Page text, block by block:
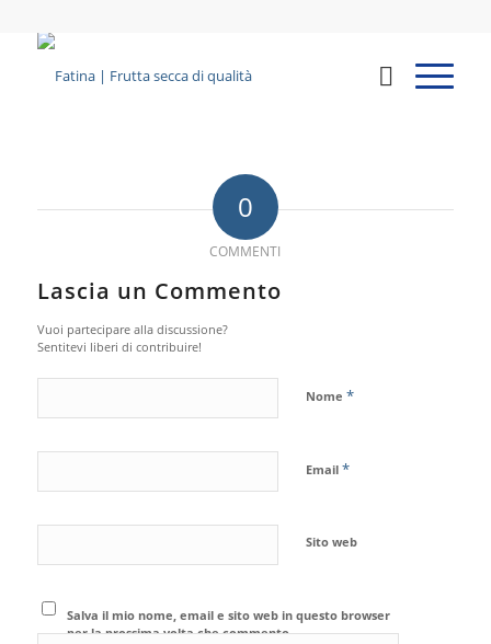
0
COMMENTI
Lascia un Commento
Vuoi partecipare alla discussione?
Sentitevi liberi di contribuire!
Nome *
Email *
Sito web
Salva il mio nome, email e sito web in questo browser
per la prossima volta che commento.